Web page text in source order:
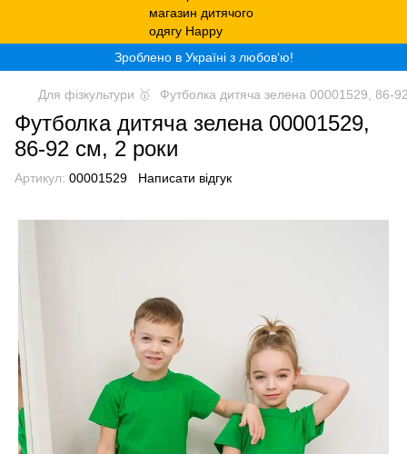
Зроблено в Україні з любов‘ю!
Для фізкультури 🥇 Футболка дитяча зелена 00001529, 86-
Футболка дитяча зелена 00001529,
86-92 см, 2 роки
Артикул: 00001529 Написати відгук